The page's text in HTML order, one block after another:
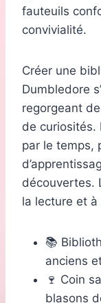
fauteuils
convivialité.
Créer une
Dumbledore
regorgeant
de curiosités.
par le temps,
découvertes.
la lecture et à
📚
anciens
🍷 Coin
blasons